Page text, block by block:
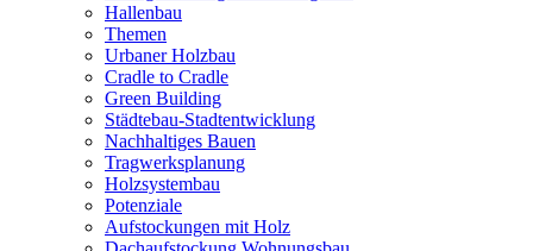
Hallenbau
Themen
Urbaner Holzbau
Cradle to Cradle
Green Building
Städtebau-Stadtentwicklung
Nachhaltiges Bauen
Tragwerksplanung
Holzsystembau
Potenziale
Aufstockungen mit Holz